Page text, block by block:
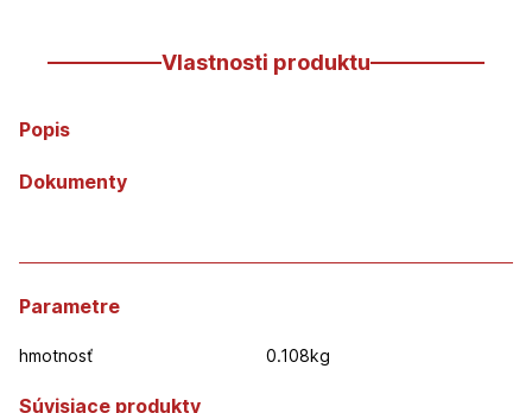
Vlastnosti produktu
Popis
Dokumenty
Parametre
hmotnosť 0.108kg
Súvisiace produkty